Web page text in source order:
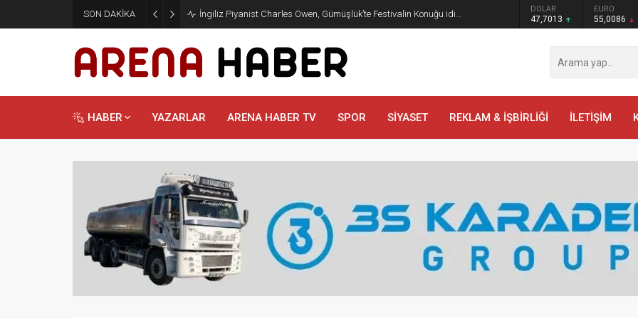
SON DAKİKA İngiliz Piyanist Charles Owen, Gümüşlük’te Festivalin Konuğu idi… DOLAR
47,7013
EURO
55,0086
HABER YAZARLAR ARENA HABER TV SPOR SİYASET REKLAM & İŞBİRLİĞİ İLETİŞİM